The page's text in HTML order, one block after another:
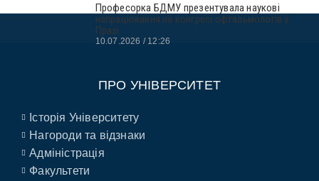
Професорка БДМУ презентувала наукові
напрацювання на конгресі офтальмологів у
Празі
10.07.2026 12:26
ПРО УНІВЕРСИТЕТ
Історія Університету
Нагороди та відзнаки
Адміністрація
Факультети